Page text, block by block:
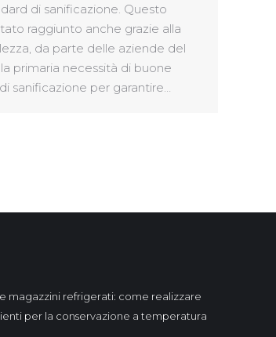
di sanificazione. Questo
raggiunto anche grazie alla
da parte delle aziende del
primaria necessità di buone
sanificazione per garantire…
magazzini refrigerati: come realizzare
per la conservazione a temperatura